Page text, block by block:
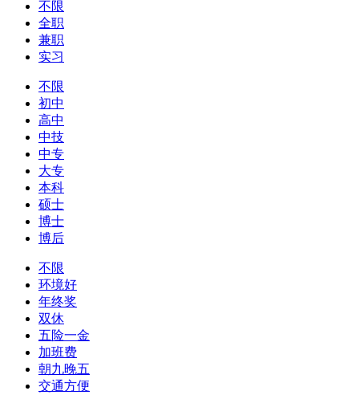
不限
全职
兼职
实习
不限
初中
高中
中技
中专
大专
本科
硕士
博士
博后
不限
环境好
年终奖
双休
五险一金
加班费
朝九晚五
交通方便